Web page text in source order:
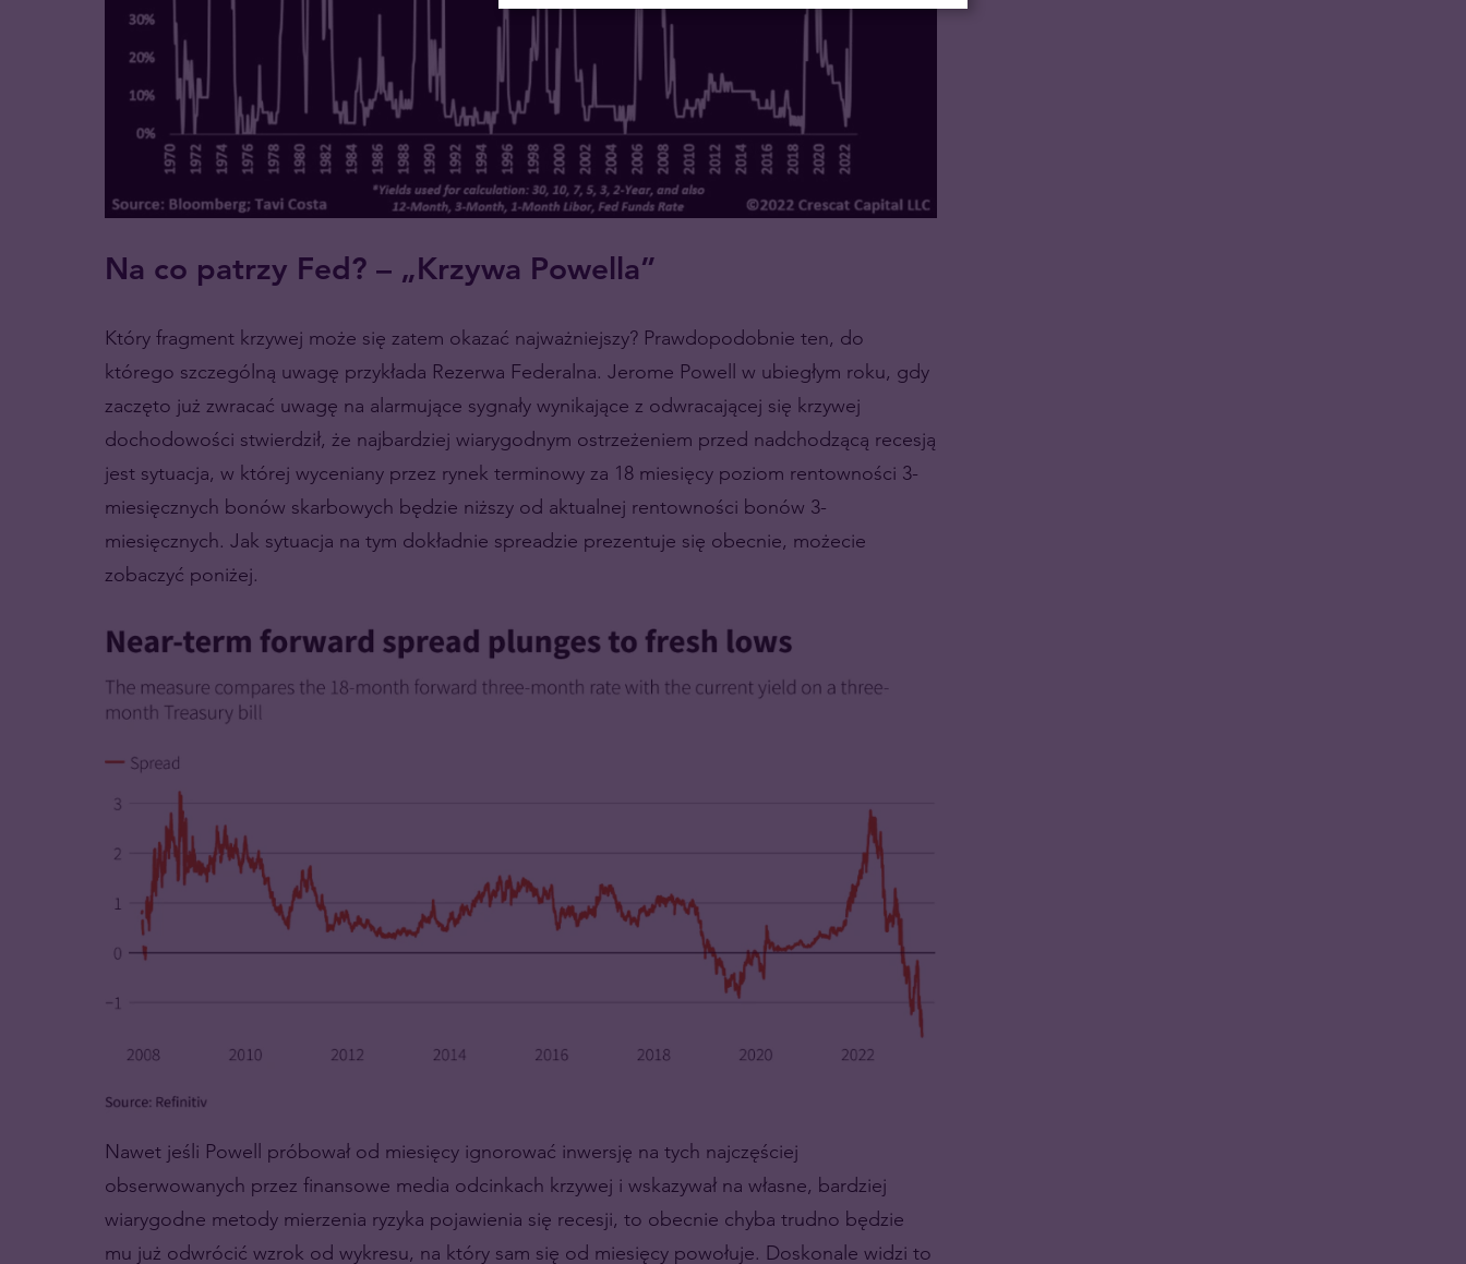
Na co patrzy Fed? – „Krzywa Powella”
Który fragment krzywej może się zatem okazać najważniejszy? Prawdopodobnie ten, do
którego szczególną uwagę przykłada Rezerwa Federalna. Jerome Powell w ubiegłym roku, gdy
zaczęto już zwracać uwagę na alarmujące sygnały wynikające z odwracającej się krzywej
dochodowości stwierdził, że najbardziej wiarygodnym ostrzeżeniem przed nadchodzącą recesją
jest sytuacja, w której wyceniany przez rynek terminowy za 18 miesięcy poziom rentowności 3-
miesięcznych bonów skarbowych będzie niższy od aktualnej rentowności bonów 3-
miesięcznych. Jak sytuacja na tym dokładnie spreadzie prezentuje się obecnie, możecie
zobaczyć poniżej.
Nawet jeśli Powell próbował od miesięcy ignorować inwersję na tych najczęściej
obserwowanych przez finansowe media odcinkach krzywej i wskazywał na własne, bardziej
wiarygodne metody mierzenia ryzyka pojawienia się recesji, to obecnie chyba trudno będzie
mu już odwrócić wzrok od wykresu, na który sam się od miesięcy powołuje. Doskonale widzi to